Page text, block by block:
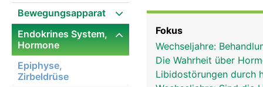
Bewegungsapparat
Endokrines System,
Hormone
Epiphyse,
Zirbeldrüse
die Hormondrüsen ihre
sie über das Blut an
geben exokrine
äussere Sekretion). Zu
Fokus
Wechseljahre:
Die Wahrheit über
Libidostörungen durch